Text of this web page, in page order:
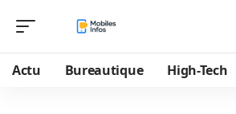
Actu Bureautique High-Tech